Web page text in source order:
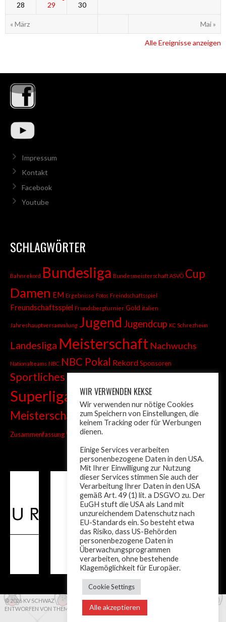
« März Mai »
28 29 30
Alle Ereignisse anzeigen
Impressum
Kontakt
Facebook
Youtube
SCHLAGWÖRTER
Bahnrekord Bundesliga Bundesmeisterschaft ASVÖ Cup
Damen EM Ergebnisse Fotos Freindschaftsspiel
Freundschaftsspiel Frundsbergturnier Gold italien
Jahreshauptversammlung Jugend Jugendcup KC Schrezheim
Landesliga Meisterschaft Nachwuchs
Nationalteams NBC NBC Pokal RekordSponsoren
SportlichesSprint
Superliga TandemTiroler Liga
Meisterschaft Trainer Turnier Weltcup wm
Zusammenfassung ÖM Österreich
© 2026 KV SCHWAZ
ENTWORFEN VON THEMEBOY
WIR VERWENDEN KEKSE
Wir verwenden nur nötige Cookies
zum Speichern von Einstellungen, die
keinem Tracking oder für Werbungen
dienen.
Einige Services verarbeiten
personenbezogene Daten in den USA.
Mit Ihrer Einwilligung zur Nutzung
dieser Services stimmen Sie auch der
Verarbeitung Ihrer Daten in den USA
gemäß Art. 49 (1) lit. a DSGVO zu. Der
EuGH stuft die USA als Land mit
unzureichendem Datenschutz nach
EU-Standards ein. So besteht etwa
das Risiko, dass US-Behörden
personenbezogene Daten in
Überwachungsprogrammen
verarbeiten, ohne bestehende
Klagemöglichkeit für Europäer.
Cookie Settings
Alle akzeptieren